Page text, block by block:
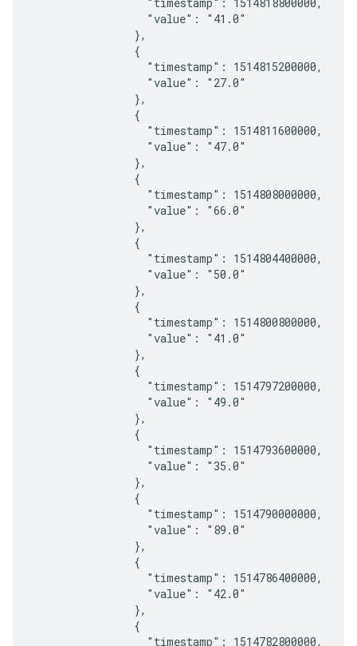
                  "value": "41.0"
                },
                {
                  "timestamp": 1514815200000,
                  "value": "27.0"
                },
                {
                  "timestamp": 1514811600000,
                  "value": "47.0"
                },
                {
                  "timestamp": 1514808000000,
                  "value": "66.0"
                },
                {
                  "timestamp": 1514804400000,
                  "value": "50.0"
                },
                {
                  "timestamp": 1514800800000,
                  "value": "41.0"
                },
                {
                  "timestamp": 1514797200000,
                  "value": "49.0"
                },
                {
                  "timestamp": 1514793600000,
                  "value": "35.0"
                },
                {
                  "timestamp": 1514790000000,
                  "value": "89.0"
                },
                {
                  "timestamp": 1514786400000,
                  "value": "42.0"
                },
                {
                  "timestamp": 1514782800000,